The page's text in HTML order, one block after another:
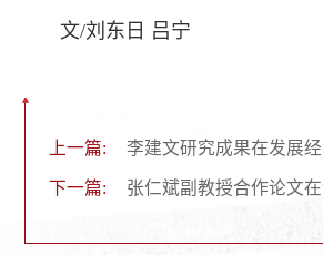
文/刘东日 吕宁
上一篇: 李建文研究成果在发展经济学领
下一篇: 张仁斌副教授合作论文在金融学国